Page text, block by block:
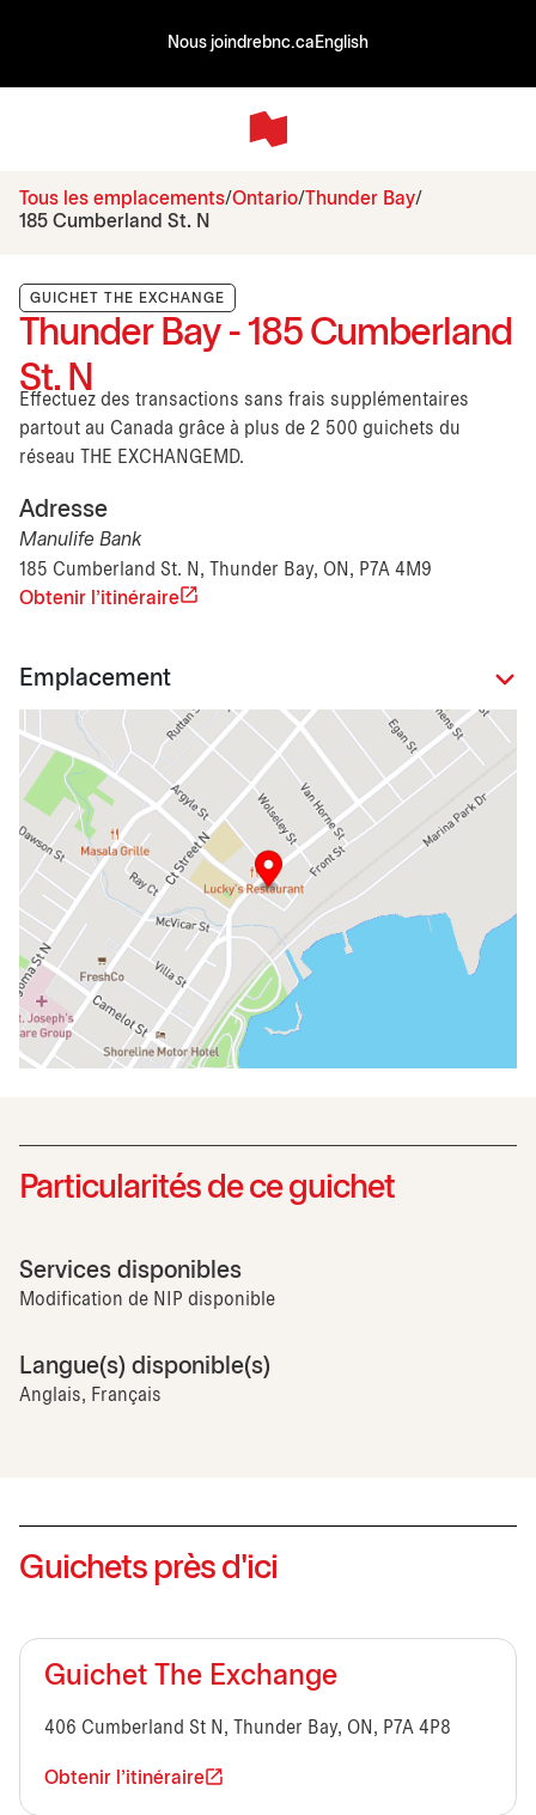
Nous joindrebnc.ca English
Tous les emplacements Ontario Thunder Bay
185 Cumberland St. N
GUICHET THE EXCHANGE
Thunder Bay - 185 Cumberland
St. N
Effectuez des transactions sans frais supplémentaires
partout au Canada grâce à plus de 2 500 guichets du
réseau THE EXCHANGEMD.
Adresse
Manulife Bank
185 Cumberland St. N, Thunder Bay, ON, P7A 4M9
Obtenir l'itinéraire
Emplacement
Particularités de ce guichet
Services disponibles
Modification de NIP disponible
Langue(s) disponible(s)
Anglais, Français
Guichets près d'ici
Guichet The Exchange
406 Cumberland St N, Thunder Bay, ON, P7A 4P8
Obtenir l'itinéraire